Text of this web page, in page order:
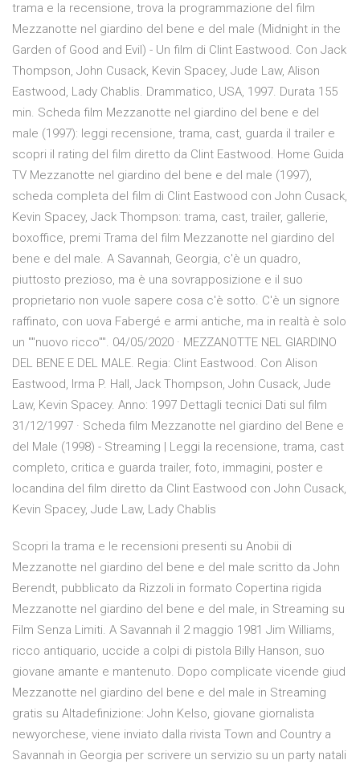
trama e la recensione, trova la programmazione del film
Mezzanotte nel giardino del bene e del male (Midnight in the
Garden of Good and Evil) - Un film di Clint Eastwood. Con Jack
Thompson, John Cusack, Kevin Spacey, Jude Law, Alison
Eastwood, Lady Chablis. Drammatico, USA, 1997. Durata 155
min. Scheda film Mezzanotte nel giardino del bene e del
male (1997): leggi recensione, trama, cast, guarda il trailer e
scopri il rating del film diretto da Clint Eastwood. Home Guida
TV Mezzanotte nel giardino del bene e del male (1997),
scheda completa del film di Clint Eastwood con John Cusack,
Kevin Spacey, Jack Thompson: trama, cast, trailer, gallerie,
boxoffice, premi Trama del film Mezzanotte nel giardino del
bene e del male. A Savannah, Georgia, c'è un quadro,
piuttosto prezioso, ma è una sovrapposizione e il suo
proprietario non vuole sapere cosa c'è sotto. C'è un signore
raffinato, con uova Fabergé e armi antiche, ma in realtà è solo
un ""nuovo ricco"". 04/05/2020 · MEZZANOTTE NEL GIARDINO
DEL BENE E DEL MALE. Regia: Clint Eastwood. Con Alison
Eastwood, Irma P. Hall, Jack Thompson, John Cusack, Jude
Law, Kevin Spacey. Anno: 1997 Dettagli tecnici Dati sul film
31/12/1997 · Scheda film Mezzanotte nel giardino del Bene e
del Male (1998) - Streaming | Leggi la recensione, trama, cast
completo, critica e guarda trailer, foto, immagini, poster e
locandina del film diretto da Clint Eastwood con John Cusack,
Kevin Spacey, Jude Law, Lady Chablis
Scopri la trama e le recensioni presenti su Anobii di
Mezzanotte nel giardino del bene e del male scritto da John
Berendt, pubblicato da Rizzoli in formato Copertina rigida
Mezzanotte nel giardino del bene e del male, in Streaming su
Film Senza Limiti. A Savannah il 2 maggio 1981 Jim Williams,
ricco antiquario, uccide a colpi di pistola Billy Hanson, suo
giovane amante e mantenuto. Dopo complicate vicende giud
Mezzanotte nel giardino del bene e del male in Streaming
gratis su Altadefinizione: John Kelso, giovane giornalista
newyorchese, viene inviato dalla rivista Town and Country a
Savannah in Georgia per scrivere un servizio su un party natali